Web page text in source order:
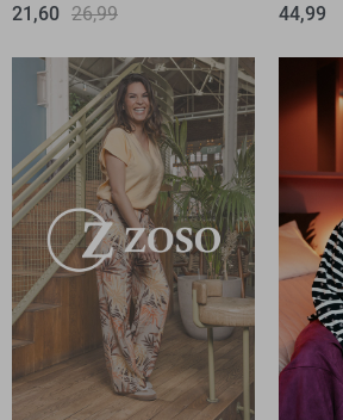
21,60 26,99
44,99